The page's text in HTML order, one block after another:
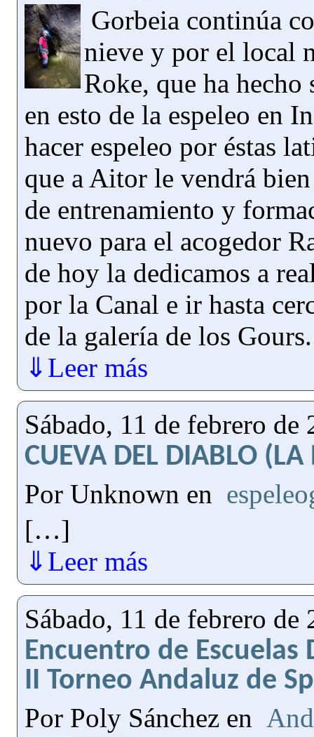
Gorbeia continúa
nieve y por el local
Roke, que ha
en esto de la espeleo en
hacer espeleo por éstas
que a Aitor le vendrá
de entrenamiento y
nuevo para el acogedor
de hoy la dedicamos a
por la Canal e ir hasta
de la galería de los
⇓Leer más
Sábado, 11 de febrero de
CUEVA DEL DIABLO (LA
Por Unknown en
[…]
⇓Leer más
Sábado, 11 de febrero de
Encuentro de Escuelas
II Torneo Andaluz de
Por Poly Sánchez en